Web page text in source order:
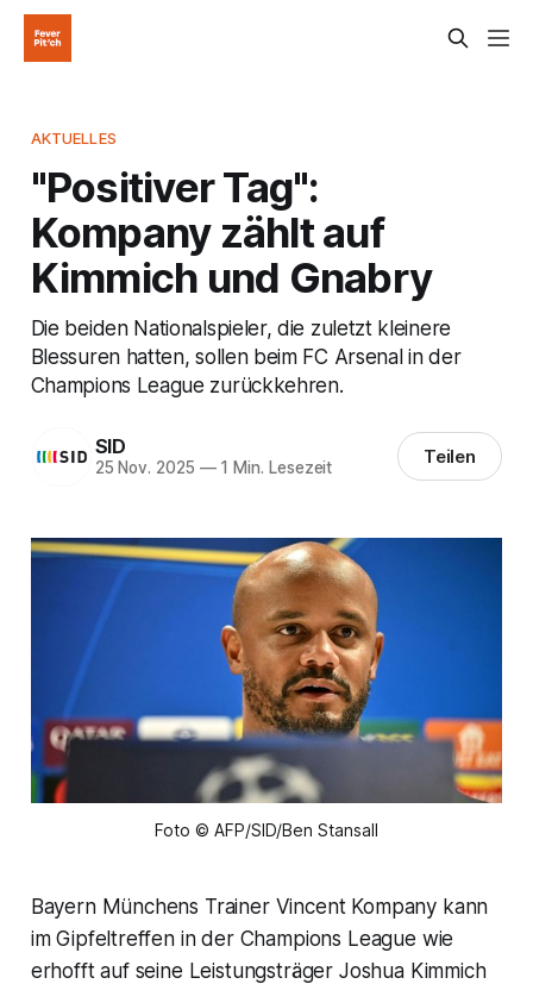
AKTUELLES
"Positiver Tag":
Kompany zählt auf
Kimmich und Gnabry
Die beiden Nationalspieler, die zuletzt kleinere
Blessuren hatten, sollen beim FC Arsenal in der
Champions League zurückkehren.
SID
25 Nov. 2025 —1 Min. Lesezeit Teilen
Foto © AFP/SID/Ben Stansall
Bayern Münchens Trainer Vincent Kompany kann
im Gipfeltreffen in der Champions League wie
erhofft auf seine Leistungsträger Joshua Kimmich